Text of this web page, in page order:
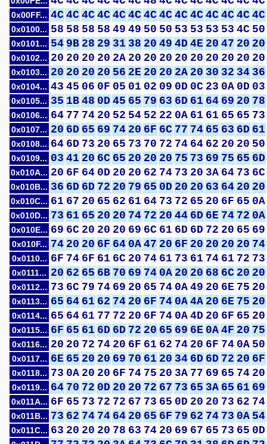
0x00FF... 4C 4C 4C 4C 4C 4C 4C 4C 4C 4C 4C 4C 4C 4C
0x0100... 58 58 58 58 49 49 50 50 53 53 53 53 4C 50
0x0101... 54 9B 28 29 31 38 20 49 4D 4E 20 47 20 20
0x0102... 20 20 20 20 2A 20 20 20 20 20 20 20 20 20
0x0103... 20 20 20 20 56 2E 20 20 2A 20 30 32 34 36
0x0104... 43 45 06 0F 05 01 02 09 0D 0C 23 0A 0D 03
0x0105... 35 1B 48 0D 45 65 79 63 6D 61 64 69 20 78
0x0106... 64 77 74 20 52 54 52 22 0A 61 61 65 65 73
0x0107... 20 6D 65 69 74 20 6F 6C 77 74 65 63 6D 61
0x0108... 64 6D 73 20 65 73 70 72 74 64 62 20 20 50
0x0109... 03 41 20 6C 65 20 20 20 75 73 69 75 65 6D
0x010A... 20 6F 64 0D 20 20 62 74 73 20 3A 64 73 6C
0x010B... 36 6D 6D 72 20 79 65 0D 20 20 63 64 20 20
0x010C... 61 67 20 65 62 61 64 73 72 65 20 6F 65 0A
0x010D... 73 61 65 20 20 74 72 20 44 6D 6E 74 72 0A
0x010E... 69 6C 20 20 20 69 6C 61 6D 6D 72 20 65 69
0x010F... 74 20 20 6F 64 0A 47 20 6F 20 20 20 20 74
0x0110... 6F 74 6F 61 6C 20 74 61 73 61 74 61 72 73
0x0111... 20 62 65 6B 70 69 74 0A 20 20 68 6C 20 20
0x0112... 73 6C 79 74 69 20 65 74 0A 49 20 6E 75 20
0x0113... 65 64 61 62 74 20 6F 74 0A 4A 20 6E 75 20
0x0114... 65 64 61 77 72 20 6F 74 0A 4D 20 6F 65 20
0x0115... 6F 65 61 6D 6D 72 20 65 69 6E 0A 4F 20 75
0x0116... 20 20 72 74 20 6F 61 62 74 20 6F 74 0A 50
0x0117... 6E 65 20 20 69 70 61 20 34 6D 6D 72 20 6F
0x0118... 73 0A 20 20 6F 74 75 20 3A 77 69 65 74 20
0x0119... 64 70 72 0D 20 20 72 67 73 65 3A 65 61 69
0x011A... 6F 65 73 72 72 67 73 65 0D 20 20 73 62 74
0x011B... 73 62 74 74 64 20 65 6F 79 62 74 73 0A 54
0x011C... 63 20 20 20 78 63 74 20 69 67 65 73 65 0D